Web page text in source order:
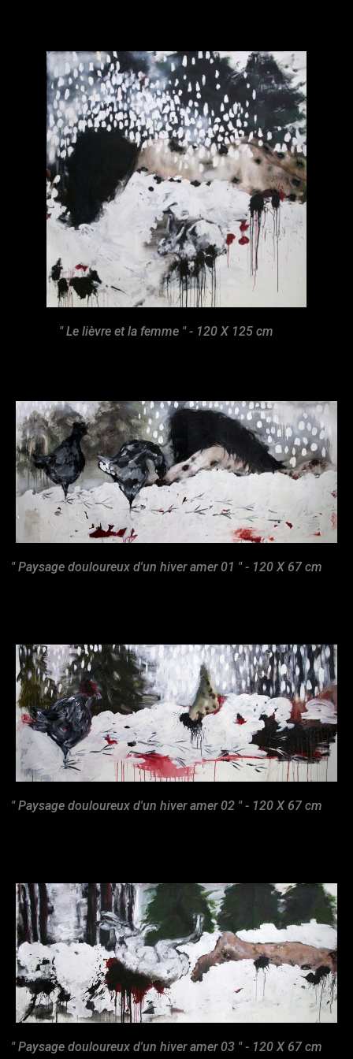
" Le lièvre et la femme " - 120 X 125 cm
" Paysage douloureux d'un hiver amer 01 " - 120 X 67 cm
" Paysage douloureux d'un hiver amer 02 " - 120 X 67 cm
" Paysage douloureux d'un hiver amer 03 " - 120 X 67 cm